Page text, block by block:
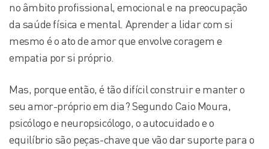
no âmbito profissional, emocional e na preocupação
da saúde física e mental. Aprender a lidar com si
mesmo é o ato de amor que envolve coragem e
empatia por si próprio.
Mas, porque então, é tão difícil construir e manter o
seu amor-próprio em dia? Segundo Caio Moura,
psicólogo e neuropsicólogo, o autocuidado e o
equilíbrio são peças-chave que vão dar suporte para o